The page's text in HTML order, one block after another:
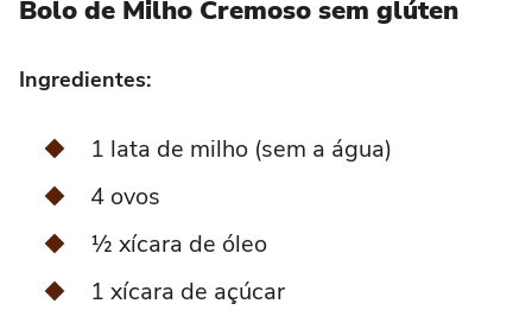
Bolo de Milho Cremoso sem glúten
Ingredientes:
1 lata de milho (sem a água)
4 ovos
½ xícara de óleo
1 xícara de açúcar